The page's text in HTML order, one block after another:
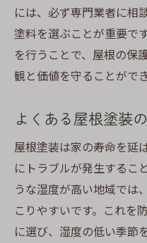
気候変動を考
屋根塗装で失敗し
トとチェック方法
施工前に確認す
施工完了後の
保証期間とそ
アフターサー
万が一のトラ
には、必ず専門業者に相
塗料を選ぶことが重要で
を行うことで、屋根の保
観と価値を守ることができ
よくある屋根塗装
屋根塗装は家の寿命を延
にトラブルが発生するこ
うな湿度が高い地域では
こりやすいです。これを
に選び、湿度の低い季節